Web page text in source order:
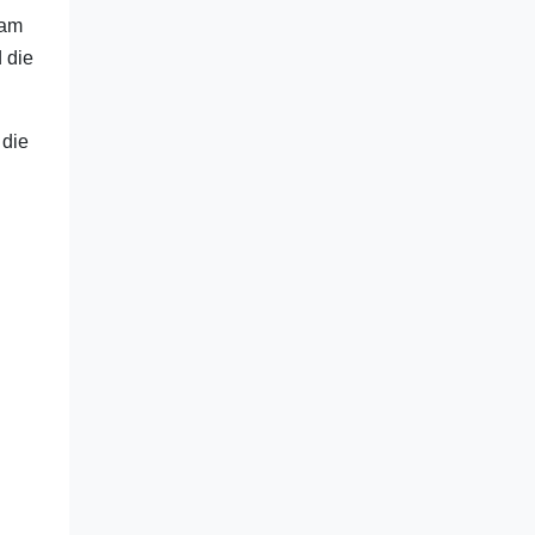
die